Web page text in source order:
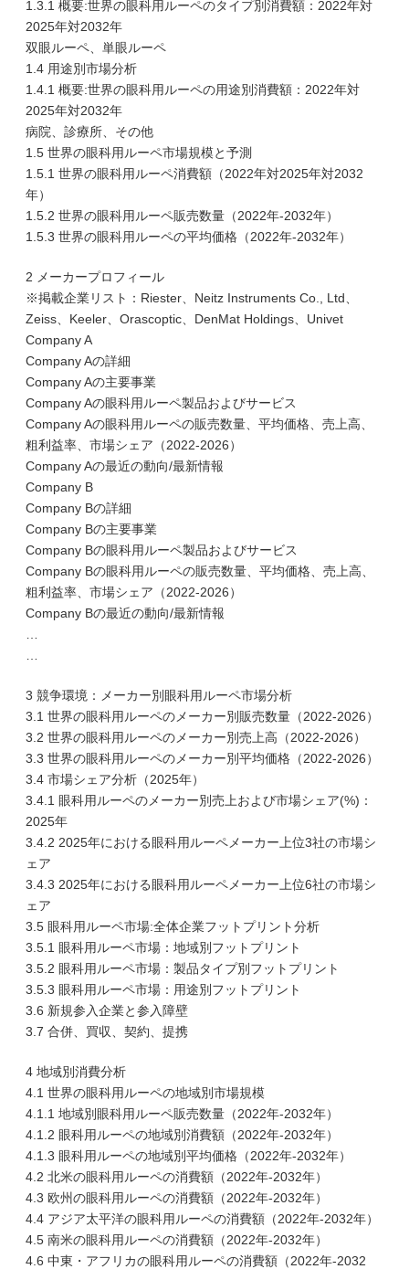
1.3.1 概要:世界の眼科用ルーペのタイプ別消費額：2022年対
2025年対2032年
双眼ルーペ、単眼ルーペ
1.4 用途別市場分析
1.4.1 概要:世界の眼科用ルーペの用途別消費額：2022年対
2025年対2032年
病院、診療所、その他
1.5 世界の眼科用ルーペ市場規模と予測
1.5.1 世界の眼科用ルーペ消費額（2022年対2025年対2032
年）
1.5.2 世界の眼科用ルーペ販売数量（2022年-2032年）
1.5.3 世界の眼科用ルーペの平均価格（2022年-2032年）
2 メーカープロフィール
※掲載企業リスト：Riester、Neitz Instruments Co., Ltd、
Zeiss、Keeler、Orascoptic、DenMat Holdings、Univet
Company A
Company Aの詳細
Company Aの主要事業
Company Aの眼科用ルーペ製品およびサービス
Company Aの眼科用ルーペの販売数量、平均価格、売上高、
粗利益率、市場シェア（2022-2026）
Company Aの最近の動向/最新情報
Company B
Company Bの詳細
Company Bの主要事業
Company Bの眼科用ルーペ製品およびサービス
Company Bの眼科用ルーペの販売数量、平均価格、売上高、
粗利益率、市場シェア（2022-2026）
Company Bの最近の動向/最新情報
3 競争環境：メーカー別眼科用ルーペ市場分析
3.1 世界の眼科用ルーペのメーカー別販売数量（2022-2026）
3.2 世界の眼科用ルーペのメーカー別売上高（2022-2026）
3.3 世界の眼科用ルーペのメーカー別平均価格（2022-2026）
3.4 市場シェア分析（2025年）
3.4.1 眼科用ルーペのメーカー別売上および市場シェア(%)：
2025年
3.4.2 2025年における眼科用ルーペメーカー上位3社の市場シ
ェア
3.4.3 2025年における眼科用ルーペメーカー上位6社の市場シ
ェア
3.5 眼科用ルーペ市場:全体企業フットプリント分析
3.5.1 眼科用ルーペ市場：地域別フットプリント
3.5.2 眼科用ルーペ市場：製品タイプ別フットプリント
3.5.3 眼科用ルーペ市場：用途別フットプリント
3.6 新規参入企業と参入障壁
3.7 合併、買収、契約、提携
4 地域別消費分析
4.1 世界の眼科用ルーペの地域別市場規模
4.1.1 地域別眼科用ルーペ販売数量（2022年-2032年）
4.1.2 眼科用ルーペの地域別消費額（2022年-2032年）
4.1.3 眼科用ルーペの地域別平均価格（2022年-2032年）
4.2 北米の眼科用ルーペの消費額（2022年-2032年）
4.3 欧州の眼科用ルーペの消費額（2022年-2032年）
4.4 アジア太平洋の眼科用ルーペの消費額（2022年-2032年）
4.5 南米の眼科用ルーペの消費額（2022年-2032年）
4.6 中東・アフリカの眼科用ルーペの消費額（2022年-2032